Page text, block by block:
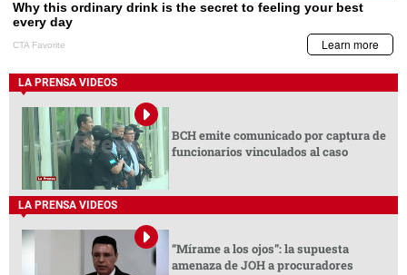
LA PRENSA VIDEOS
BCH emite comunicado por captura de
funcionarios vinculados al caso
LA PRENSA VIDEOS
“Mírame a los ojos”: la supuesta
amenaza de JOH a procuradores